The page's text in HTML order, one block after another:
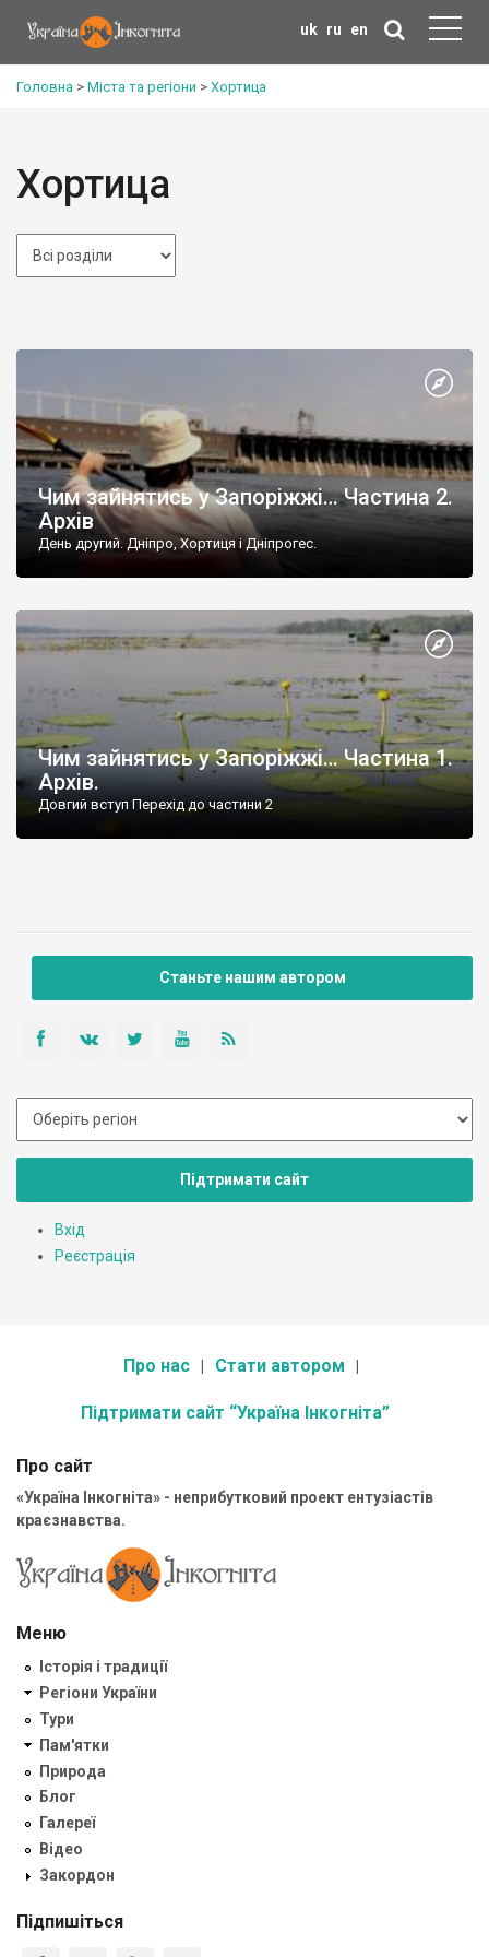
uk ru en
Головна > Міста та регіони > Хортица
Хортица
Чим зайнятись у Запоріжжі… Частина 2.
Архів
День другий. Дніпро, Хортиця і Дніпрогес.
Чим зайнятись у Запоріжжі… Частина 1.
Архів.
Довгий вступ Перехід до частини 2
Станьте нашим автором
Підтримати сайт
Вхід
Реєстрація
Про нас Стати автором
Підтримати сайт “Україна Інкогніта”
Про сайт
«Україна Інкогніта» - неприбутковий проект ентузіастів
краєзнавства.
Меню
Історія і традиції
Регіони України
Тури
Пам'ятки
Природа
Блог
Галереї
Відео
Закордон
Підпишіться